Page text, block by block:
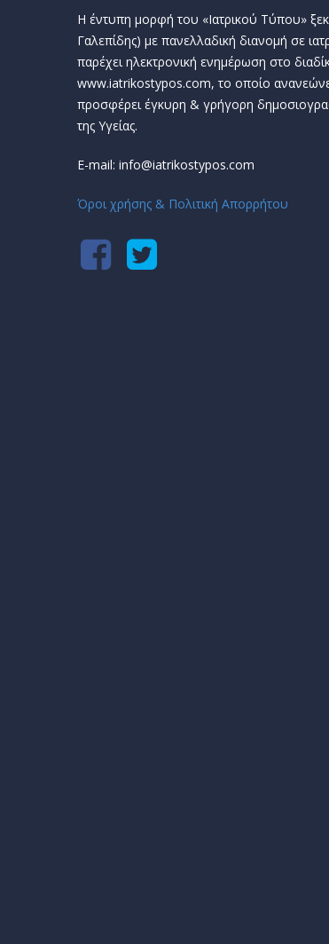
Η έντυπη μορφή του «Ιατρικού Τύπου»
Γαλεπίδης) με πανελλαδική διανομή σε
παρέχει ηλεκτρονική ενημέρωση στο
www.iatrikostypos.com, το οποίο
προσφέρει έγκυρη & γρήγορη
της Υγείας.
E-mail: info@iatrikostypos.com
Όροι χρήσης & Πολιτική Απορρήτου